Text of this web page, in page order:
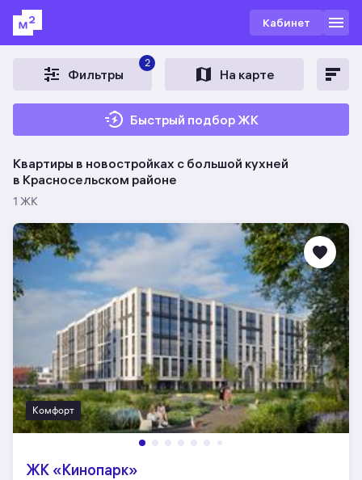
Кабинет
Фильтры
2
На карте
Быстрый подбор ЖК
Квартиры в новостройках c большой кухней
в Красносельском районе
1 ЖК
Комфорт
ЖК «Кинопарк»